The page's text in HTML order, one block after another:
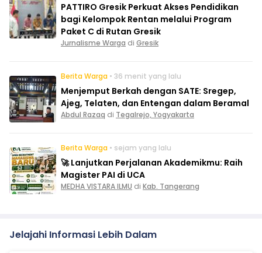
PATTIRO Gresik Perkuat Akses Pendidikan
bagi Kelompok Rentan melalui Program
Paket C di Rutan Gresik
Jurnalisme Warga di Gresik
Berita Warga • 36 menit yang lalu
Menjemput Berkah dengan SATE: Sregep,
Ajeg, Telaten, dan Entengan dalam Beramal
Abdul Razaq di Tegalrejo, Yogyakarta
Berita Warga • sejam yang lalu
🚀 Lanjutkan Perjalanan Akademikmu: Raih
Magister PAI di UCA
MEDHA VISTARA ILMU di Kab. Tangerang
Jelajahi Informasi Lebih Dalam